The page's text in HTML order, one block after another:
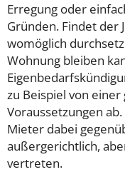
Erregung oder
Gründen. Findet der
womöglich
Wohnung bleiben
zu Beispiel von einer
Voraussetzungen
Mieter dabei
außergerichtlich,
vertreten.